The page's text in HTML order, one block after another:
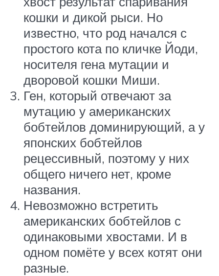
кошки и дикой рыси. Но
известно, что род начался с
простого кота по кличке Йоди,
носителя гена мутации и
дворовой кошки Миши.
Ген, который отвечают за
мутацию у американских
бобтейлов доминирующий, а у
японских бобтейлов
рецессивный, поэтому у них
общего ничего нет, кроме
названия.
Невозможно встретить
американских бобтейлов с
одинаковыми хвостами. И в
одном помёте у всех котят они
разные.